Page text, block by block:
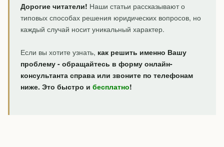
Дорогие читатели! Наши статьи рассказывают о
типовых способах решения юридических вопросов, но
каждый случай носит уникальный характер.
Если вы хотите узнать, как решить именно Вашу
проблему - обращайтесь в форму онлайн-
консультанта справа или звоните по телефонам
ниже. Это быстро и бесплатно!